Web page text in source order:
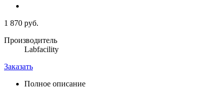
1 870 руб.
Производитель
Labfacility
Заказать
Полное описание